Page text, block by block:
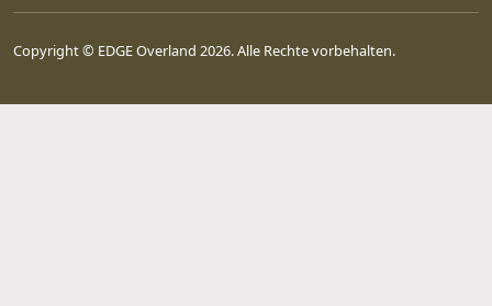
Copyright © EDGE Overland 2026. Alle Rechte vorbehalten.